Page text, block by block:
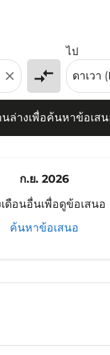
close compare_arrows
ไป
ล่างเพื่อค้นหาข้อเส
งเพื่อค้นหาข้อเสนอ
ก.ย. 2026
ดือนอื่นเพื่อดูข้อเสนอ
ค้นหาข้อเสนอ
TAO–DVO: